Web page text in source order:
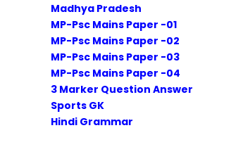
Madhya Pradesh
MP-Psc Mains Paper -01
MP-Psc Mains Paper -02
MP-Psc Mains Paper -03
MP-Psc Mains Paper -04
3 Marker Question Answer
Sports GK
Hindi Grammar